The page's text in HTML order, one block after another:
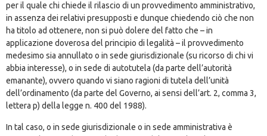
per il quale chi chiede il rilascio di un provvedimento amministrativo,
in assenza dei relativi presupposti e dunque chiedendo ciò che non
ha titolo ad ottenere, non si può dolere del fatto che – in
applicazione doverosa del principio di legalità – il provvedimento
medesimo sia annullato o in sede giurisdizionale (su ricorso di chi vi
abbia interesse), o in sede di autotutela (da parte dell’autorità
emanante), ovvero quando vi siano ragioni di tutela dell’unità
dell’ordinamento (da parte del Governo, ai sensi dell’art. 2, comma 3,
lettera p) della legge n. 400 del 1988).
In tal caso, o in sede giurisdizionale o in sede amministrativa è